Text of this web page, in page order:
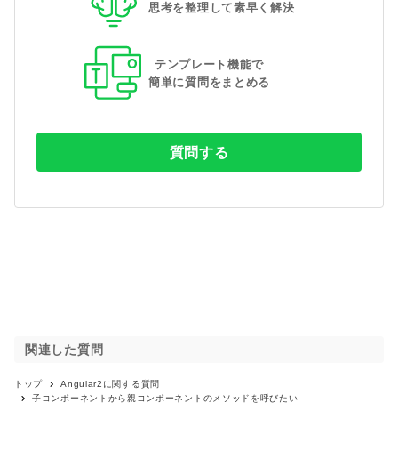
思考を整理して素早く解決
テンプレート機能で
簡単に質問をまとめる
質問する
関連した質問
トップ Angular2 に関する質問
子コンポーネントから親コンポーネントのメソッドを呼びたい